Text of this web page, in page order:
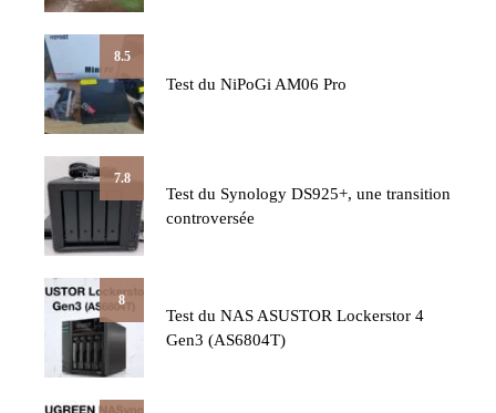
8.5
Test du NiPoGi AM06 Pro
7.8
Test du Synology DS925+, une transition
controversée
8
Test du NAS ASUSTOR Lockerstor 4
Gen3 (AS6804T)